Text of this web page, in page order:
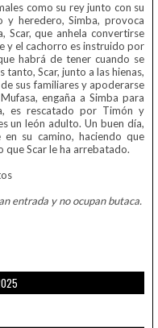
como su rey junto con su
y heredero, Simba, provoca
Scar, que anhela convertirse
y el cachorro es instruido por
habrá de tener cuando se
Scar, junto a las hienas,
sus familiares y apoderarse
engaña a Simba para
es rescatado por Timón y
un león adulto. Un buen día,
su camino, haciendo que
que Scar le ha arrebatado.
entrada y no ocupan butaca.